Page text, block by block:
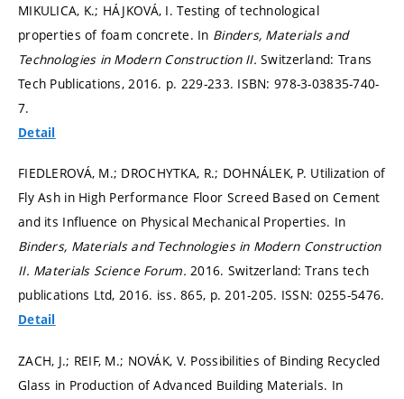
MIKULICA, K.; HÁJKOVÁ, I. Testing of technological
properties of foam concrete. In Binders, Materials and
Technologies in Modern Construction II.Switzerland: Trans
Tech Publications, 2016. p. 229-233. ISBN: 978-3-03835-740-
7.
Detail
FIEDLEROVÁ, M.; DROCHYTKA, R.; DOHNÁLEK, P. Utilization of
Fly Ash in High Performance Floor Screed Based on Cement
and its Influence on Physical Mechanical Properties. In
Binders, Materials and Technologies in Modern Construction
II. Materials Science Forum.2016. Switzerland: Trans tech
publications Ltd, 2016. iss. 865, p. 201-205. ISSN: 0255-5476.
Detail
ZACH, J.; REIF, M.; NOVÁK, V. Possibilities of Binding Recycled
Glass in Production of Advanced Building Materials. In